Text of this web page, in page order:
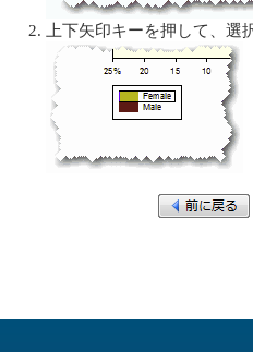
上下矢印キーを押して、選